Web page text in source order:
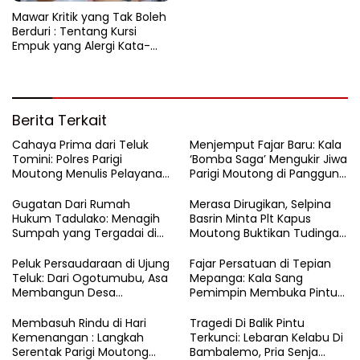
Mawar Kritik yang Tak Boleh
Berduri : Tentang Kursi
Empuk yang Alergi Kata-
Berita Terkait
Cahaya Prima dari Teluk
Tomini: Polres Parigi
Moutong Menulis Pelayanan
Rupatama Polda
Menjemput Fajar Baru: Kala
‘Bomba Saga’ Mengukir Jiwa
Parigi Moutong di Panggung
Gugatan Dari Rumah
Hukum Tadulako: Menagih
Sumpah yang Tergadai di
Moutong
Merasa Dirugikan, Selpina
Basrin Minta Plt Kapus
Moutong Buktikan Tudingan
Peluk Persaudaraan di Ujung
Teluk: Dari Ogotumubu, Asa
Membangun Desa
Fajar Persatuan di Tepian
Mepanga: Kala Sang
Pemimpin Membuka Pintu
​Membasuh Rindu di Hari
Kemenangan : Langkah
Serentak Parigi Moutong
Tragedi Di Balik Pintu
Terkunci: Lebaran Kelabu Di
Bambalemo, Pria Senja